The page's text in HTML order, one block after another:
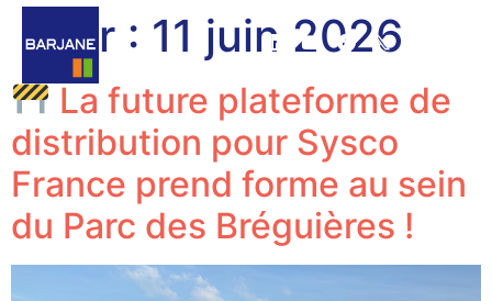
Jour : 11 juin 2026
La future plateforme de
distribution pour Sysco
France prend forme au sein
du Parc des Bréguières !